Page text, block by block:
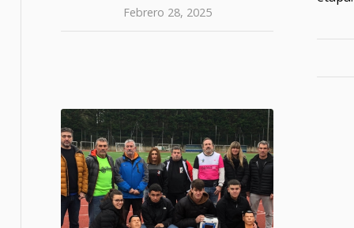
Febrero 28, 2025